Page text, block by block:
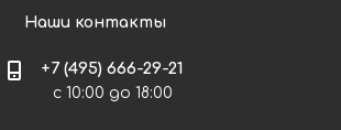
Наши контакты
+7 (495) 666-29-21
с 10:00 до 18:00